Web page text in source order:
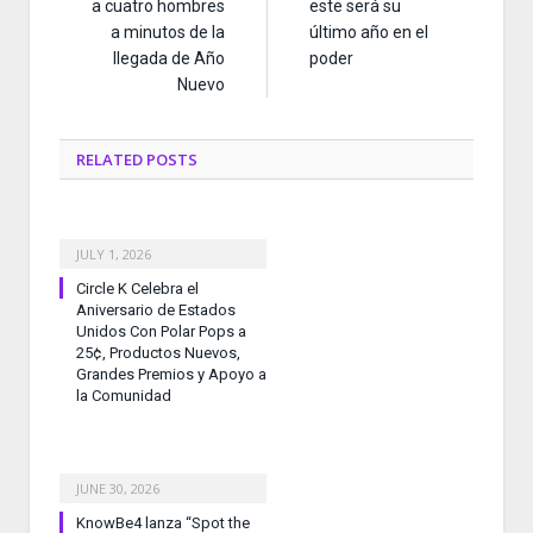
a cuatro hombres
a minutos de la
llegada de Año
Nuevo
este será su
último año en el
poder
RELATED POSTS
JULY 1, 2026
Circle K Celebra el
Aniversario de Estados
Unidos Con Polar Pops a
25¢, Productos Nuevos,
Grandes Premios y Apoyo a
la Comunidad
JUNE 30, 2026
KnowBe4 lanza “Spot the